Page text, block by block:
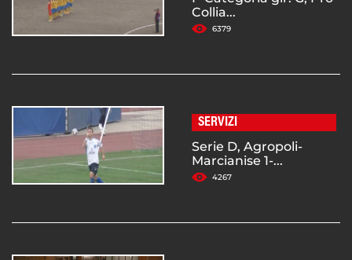
Collia...
6379
SERVIZI
Serie D, Agropoli-
Marcianise 1-...
4267